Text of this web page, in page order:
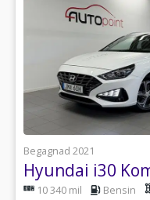
Begagnad 2021
10 340 mil Bensin